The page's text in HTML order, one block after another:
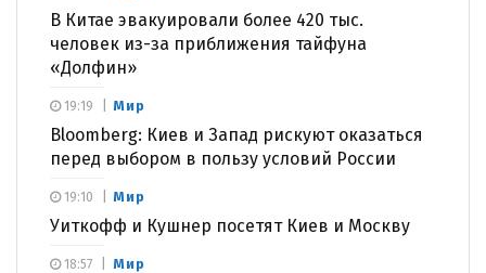
В Китае эвакуировали более 420 тыс.
человек из-за приближения тайфуна
«Долфин»
Мир
Bloomberg: Киев и Запад рискуют оказаться
перед выбором в пользу условий России
19:19
Мир
Уиткофф и Кушнер посетят Киев и Москву
19:10
Мир
18:57